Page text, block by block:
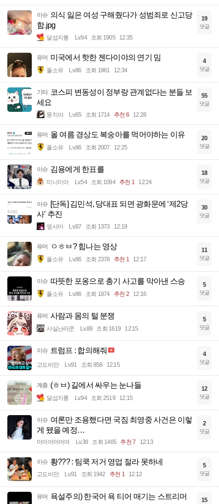
이슈 의식 잃은 여성 구해줬다가 성범죄로 신고당
함.jpg
달섭지롱 Lv.94 조회 1905 12:35
19
댓글
유머 미국에서 핫한 젠다이야의 연기 밈
풀소유 Lv.86 조회 1861 12:34
4
댓글
기타 코스피 변동성이 정부랑 관계없다는 분들 보
세요
뭉치야 Lv.65 조회 1714 추천 6 12:28
55
댓글
유머 올 여름 경상도 복숭아를 먹어야하는 이유
풀소유 Lv.86 조회 2007 12:25
20
댓글
이슈 김용에게 한표를
미니미아 Lv.54 조회 1094 추천 1 12:24
18
댓글
이슈 [단독] 김민석, 당대표 되면 광화문에 ‘제2당
사’ 추진
옆사마 Lv.87 조회 1373 12:19
30
댓글
유머 ㅇㅎㅂ? 힘나는 영상
풀소유 Lv.86 조회 2378 추천 1 12:17
11
댓글
이슈 따뜻한 포옹으로 총기 사고를 막아낸 스승
풀소유 Lv.86 조회 1874 추천 2 12:16
5
댓글
유머 사람과 몸의 털 분쟁
사실난라쿤 Lv.89 조회 1619 12:15
5
댓글
이슈 트럼프 : 합의해줘
고도비만 Lv.91 조회 858 12:15
4
댓글
계층 (ㅎㅂ) 길에서 싸우는 눈나들
달섭지롱 Lv.94 조회 2519 12:15
12
댓글
이슈 여론만 조용했다면 국짐 최영중 사건은 이렇
게 됐을 예정…
머머머머머며 Lv.38 조회 1465 추천 7 12:13
2
댓글
이슈 황??? : 팀쿡 저거 영업 절라 못하네
고도비만 Lv.91 조회 1942 추천 1 12:12
5
댓글
유머 욕설주의) 한국어 욕 티어 매기는 스트리머 15